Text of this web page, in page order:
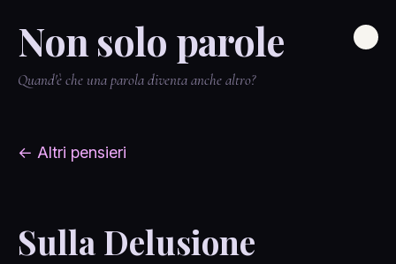
Non solo parole
Quand'è che una parola diventa anche altro?
← Altri pensieri
Sulla Delusione